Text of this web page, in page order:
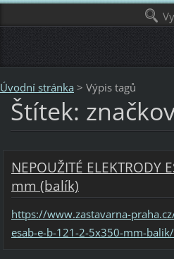
Úvodní stránka > Výpis tagů
Štítek:
NEPOUŽITÉ ELEKTRODY
mm (balík)
https://www.zastavarna-
esab-e-b-121-2-5x350-mm-balik/